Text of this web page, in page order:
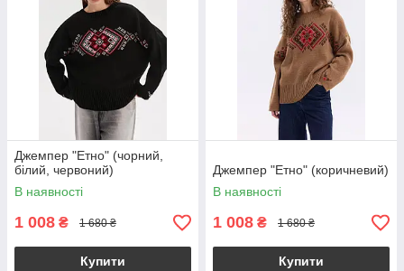
Джемпер "Етно" (чорний,
білий, червоний)
В наявності
1 008 ₴ 1 680 ₴
Купити
Джемпер "Етно" (коричневий)
В наявності
1 008 ₴ 1 680 ₴
Купити